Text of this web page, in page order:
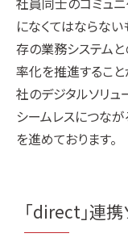
になくてはならない
存の業務システム
率化を推進するこ
社のデジタルソリュ
シームレスにつなが
を進めております。
「direct」連携